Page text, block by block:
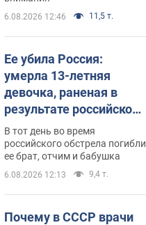
6.08.2026 12:46 11,5 т.
Ее убила Россия:
умерла 13-летняя
девочка, раненая в
результате российской
атаки на Сумскую
область. Фото
В тот день во время
российского обстрела погибли
ее брат, отчим и бабушка
6.08.2026 12:13 9,4 т.
Почему в СССР врачи